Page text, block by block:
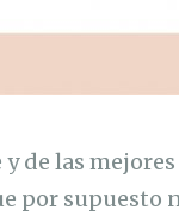
de las
por supuesto